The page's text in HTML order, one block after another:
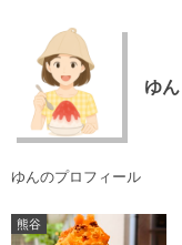
ゆん
ゆんのプロフィール
熊谷